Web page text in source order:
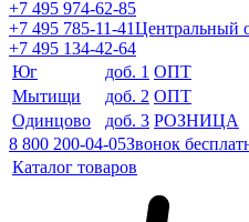
+7 495 974-62-85
+7 495 785-11-41Центральный
+7 495 134-42-64
Юг
доб. 1 ОПТ
Мытищи
доб. 2 ОПТ
Одинцово
доб. 3 РОЗНИЦА
8 800 200-04-05Звонок
Каталог товаров